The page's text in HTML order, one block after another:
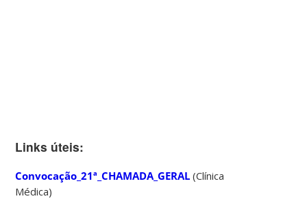
Links úteis:
Convocação_21ª_CHAMADA_GERAL (Clínica
Médica)